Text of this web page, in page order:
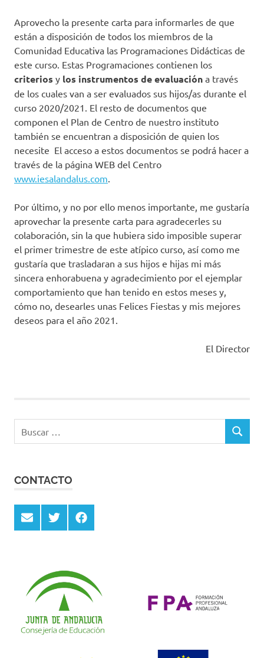
Aprovecho la presente carta para informarles de que
están a disposición de todos los miembros de la
Comunidad Educativa las Programaciones Didácticas de
este curso. Estas Programaciones contienen los
criterios y los instrumentos de evaluación a través
de los cuales van a ser evaluados sus hijos/as durante el
curso 2020/2021. El resto de documentos que
componen el Plan de Centro de nuestro instituto
también se encuentran a disposición de quien los
necesite El acceso a estos documentos se podrá hacer a
través de la página WEB del Centro
www.iesalandalus.com
Por último, y no por ello menos importante, me gustaría
aprovechar la presente carta para agradecerles su
colaboración, sin la que hubiera sido imposible superar
el primer trimestre de este atípico curso, así como me
gustaría que trasladaran a sus hijos e hijas mi más
sincera enhorabuena y agradecimiento por el ejemplar
comportamiento que han tenido en estos meses y,
cómo no, desearles unas Felices Fiestas y mis mejores
deseos para el año 2021.
El Director
BUSCAR
CONTACTO
Email TwitterFacebook